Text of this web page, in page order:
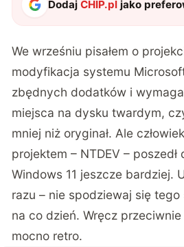
DodajCHIP.pl jako
We wrześniu pisałem o
modyfikacja systemu
zbędnych dodatków i
miejsca na dysku twardym,
mniej niż oryginał. Ale
projektem – NTDEV – poszedł
Windows 11 jeszcze bardziej.
razu – nie spodziewaj się
na co dzień. Wręcz
mocno retro.